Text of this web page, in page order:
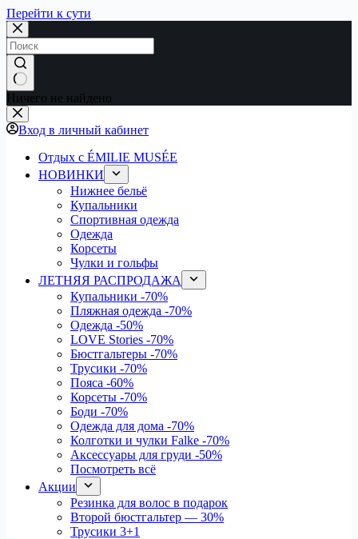
Перейти к сути
Ничего не найдено
Вход в личный кабинет
Отдых с ÉMILIE MUSÉE
НОВИНКИ
Нижнее бельё
Купальники
Спортивная одежда
Одежда
Корсеты
Чулки и гольфы
ЛЕТНЯЯ РАСПРОДАЖА
Купальники -70%
Пляжная одежда -70%
Одежда -50%
LOVE Stories -70%
Бюстгальтеры -70%
Трусики -70%
Пояса -60%
Корсеты -70%
Боди -70%
Одежда для дома -70%
Колготки и чулки Falke -70%
Аксессуары для груди -50%
Посмотреть всё
Акции
Резинка для волос в подарок
Второй бюстгальтер — 30%
Трусики 3+1